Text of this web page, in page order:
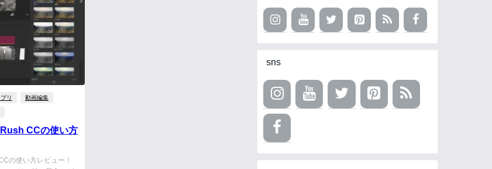
リ 動画編集
CCの使い方
の使い方レビュー！
sns